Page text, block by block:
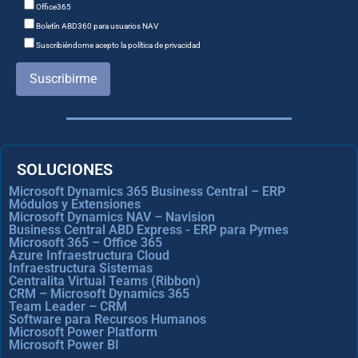
Office365
Boletín ABD360 para usuarios NAV
Suscribiéndome acepto la política de privacidad
Suscribirme
SOLUCIONES
Microsoft Dynamics 365 Business Central – ERP
Módulos y Extensiones
Microsoft Dynamics NAV – Navision
Business Central ABD Express - ERP para Pymes
Microsoft 365 – Office 365
Azure Infraestructura Cloud
Infraestructura Sistemas
Centralita Virtual Teams (Ribbon)
CRM – Microsoft Dynamics 365
Team Leader – CRM
Software para Recursos Humanos
Microsoft Power Platform
Microsoft Power BI